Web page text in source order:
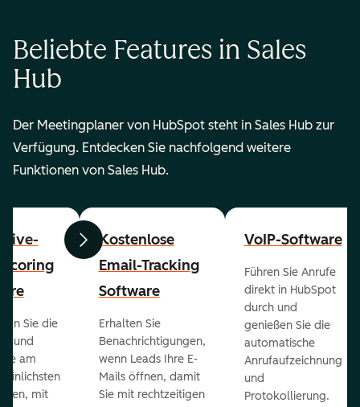
Beliebte Features in Sales
Hub
Der Meetingplaner von HubSpot steht in Sales Hub zur
Verfügung. Entdecken Sie nachfolgend weitere
Funktionen von Sales Hub.
ZurückWeiter
Sie die
und
am
mit
Kostenlose
Email-Tracking
Software
Erhalten Sie
Benachrichtigungen,
wenn Leads Ihre E-
Mails öffnen, damit
Sie mit rechtzeitigen
VoIP-Software
Führen Sie Anrufe
direkt in HubSpot
durch und
genießen Sie die
automatische
Anrufaufzeichnung
und
Protokollierung.